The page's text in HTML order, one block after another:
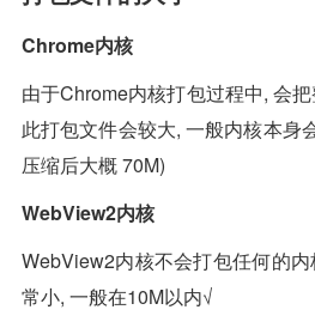
Chrome内核
由于Chrome内核打包过程中, 会
此打包文件会较大, 一般内核本身
压缩后大概 70M)
WebView2内核
WebView2内核不会打包任何的
常小, 一般在10M以内√